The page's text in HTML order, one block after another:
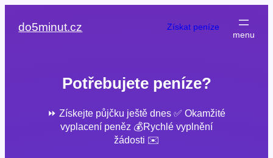
do5minut.cz Získat peníze
Potřebujete peníze?
⏩ Získejte půjčku ještě dnes ✅ Okamžité
vyplacení peněz 💰Rychlé vyplnění
žádosti ✉️